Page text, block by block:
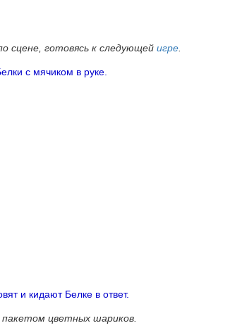
сцене, готовясь к следующей игре
с мячиком в руке.
и кидают Белке в ответ.
пакетом цветных шариков.